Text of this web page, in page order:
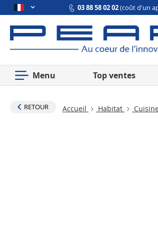
03 88 58 02 02(coût d'un
Menu Top ventes
RETOUR Accueil Habitat